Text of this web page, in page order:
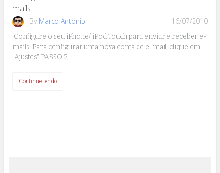
mails
By Marco Antonio 16/07/2010
Configure o seu iPhone/ iPod Touch para enviar e receber e-
mails. Para configurar uma nova conta de e-mail, clique em
"Ajustes" PASSO 2…
Continue lendo